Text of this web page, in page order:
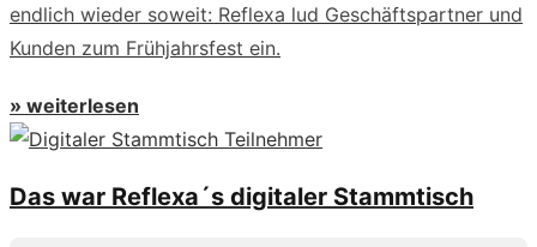
endlich wieder soweit: Reflexa lud Geschäftspartner und
Kunden zum Frühjahrsfest ein.
» weiterlesen
Das war Reflexa´s digitaler Stammtisch